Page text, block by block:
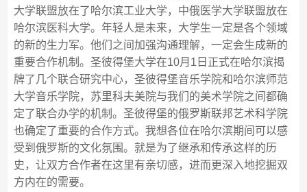
大学联盟放在了哈尔滨工业大学，中俄医学大学联盟放在
哈尔滨医科大学。年轻人是未来，大学生一定是各个领域
的新的生力军。他们之间加强沟通理解，一定会生成新的
重要合作机制。圣彼得堡大学在10月1日正式在哈尔滨揭
牌了几个联合研究中心，圣彼得堡音乐学院和哈尔滨师范
大学音乐学院，苏里科夫美院与我们的美术学院之间都确
定了联合办学的机制。圣彼得堡的俄罗斯联邦艺术科学院
也确定了重要的合作方式。我想各位在哈尔滨期间可以感
受到俄罗斯的文化氛围。就是为了继承和传承这样的历
史，让双方合作者在这里有亲切感，进而更深入地挖掘双
方内在的需要。